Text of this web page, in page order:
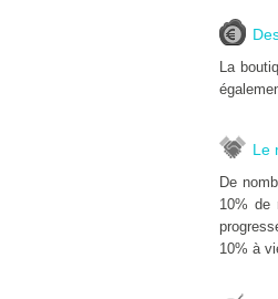
La
Le
De
10% de
10% à